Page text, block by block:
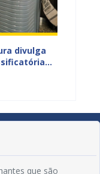
divulga
que são